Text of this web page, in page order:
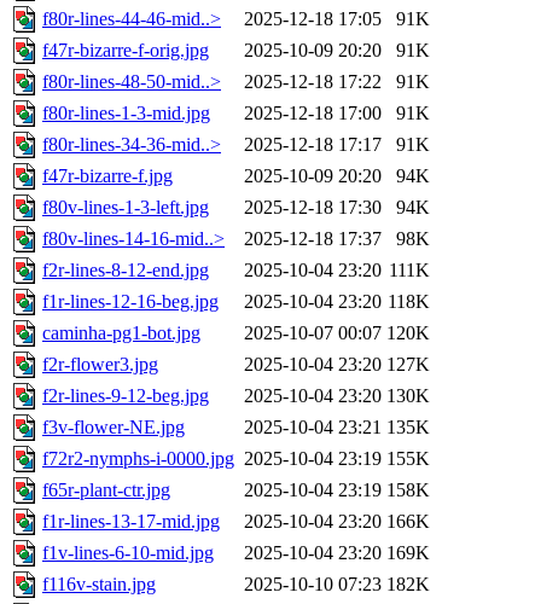
f80r-lines-44-46-mid..>
2025-12-18 17:05
91K
f47r-bizarre-f-orig.jpg
2025-10-09 20:20
91K
f80r-lines-48-50-mid..>
2025-12-18 17:22
91K
f80r-lines-1-3-mid.jpg
2025-12-18 17:00
91K
f80r-lines-34-36-mid..>
2025-12-18 17:17
91K
f47r-bizarre-f.jpg
2025-10-09 20:20
94K
f80v-lines-1-3-left.jpg
2025-12-18 17:30
94K
f80v-lines-14-16-mid..>
2025-12-18 17:37
98K
f2r-lines-8-12-end.jpg
2025-10-04 23:20 111K
f1r-lines-12-16-beg.jpg
2025-10-04 23:20 118K
caminha-pg1-bot.jpg
2025-10-07 00:07 120K
f2r-flower3.jpg
2025-10-04 23:20 127K
f2r-lines-9-12-beg.jpg
2025-10-04 23:20 130K
f3v-flower-NE.jpg
2025-10-04 23:21 135K
f72r2-nymphs-i-0000.jpg 2025-10-04 23:19 155K
f65r-plant-ctr.jpg
2025-10-04 23:19 158K
f1r-lines-13-17-mid.jpg
2025-10-04 23:20 166K
f1v-lines-6-10-mid.jpg
2025-10-04 23:20 169K
f116v-stain.jpg
2025-10-10 07:23 182K